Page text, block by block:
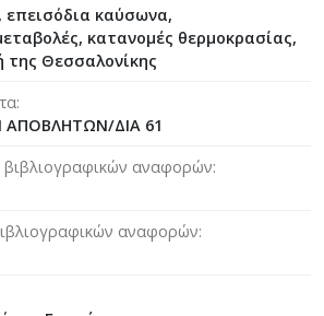
επεισόδια καύσωνα,
κατανομές θερμοκρασίας,
της Θεσσαλονίκης
ΑΠΟΒΛΗΤΩΝ/ΔΙΑ 61
βιβλιογραφικών αναφορών
αναφορών